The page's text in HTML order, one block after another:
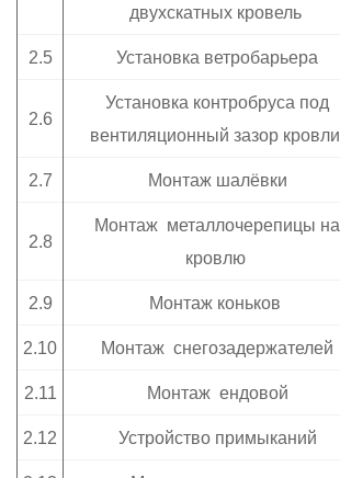
двухскатных кровель
2.5 Установка ветробарьера
2.6
Установка контробруса под
вентиляционный зазор кровли
2.7 Монтаж шалёвки
2.8
Монтаж металлочерепицы на
кровлю
2.9 Монтаж коньков
2.10 Монтаж снегозадержателей
2.11 Монтаж ендовой
2.12 Устройство примыканий